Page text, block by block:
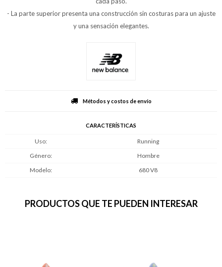
- La parte superior presenta una construcción sin costuras para un ajuste
y una sensación elegantes.
Métodos y costos de envío
CARACTERÍSTICAS
Uso
Running
Género
Hombre
Modelo
680 V8
PRODUCTOS QUE TE PUEDEN INTERESAR